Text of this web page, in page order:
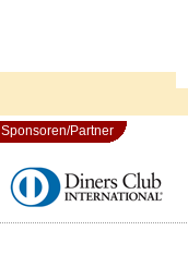
Sponsoren/Partner